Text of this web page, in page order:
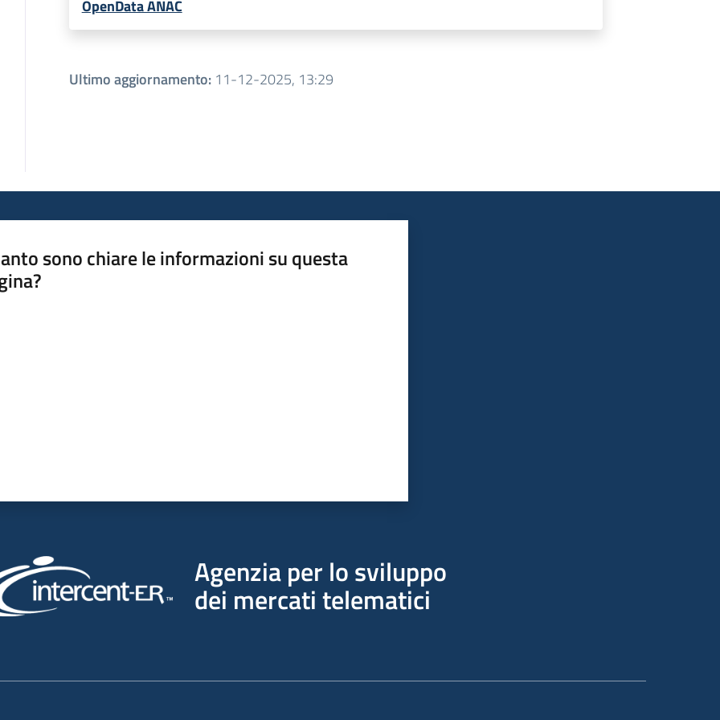
OpenData ANAC
Ultimo aggiornamento: 11-12-2025, 13:29
sono chiare le informazioni su questa
Agenzia per lo sviluppo
dei mercati telematici